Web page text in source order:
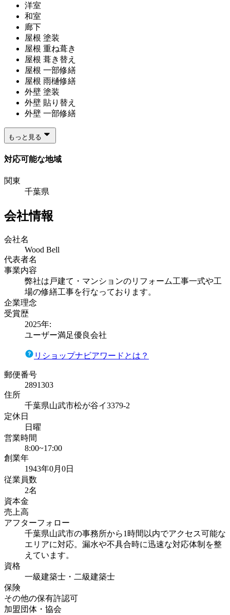
洋室
和室
廊下
屋根 塗装
屋根 重ね葺き
屋根 葺き替え
屋根 一部修繕
屋根 雨樋修繕
外壁 塗装
外壁 貼り替え
外壁 一部修繕
もっと見る
対応可能な地域
関東
千葉県
会社情報
会社名
Wood Bell
代表者名
事業内容
弊社は戸建て・マンションのリフォーム工事一式や工
場の修繕工事を行なっております。
企業理念
受賞歴
2025年:
ユーザー満足優良会社
リショップナビアワードとは？
郵便番号
2891303
住所
千葉県山武市松が谷イ3379-2
定休日
日曜
営業時間
8:00~17:00
創業年
1943年0月0日
従業員数
2名
資本金
売上高
アフターフォロー
千葉県山武市の事務所から1時間以内でアクセス可能な
エリアに対応。漏水や不具合時に迅速な対応体制を整
えています。
資格
一級建築士・二級建築士
保険
その他の保有許認可
加盟団体・協会